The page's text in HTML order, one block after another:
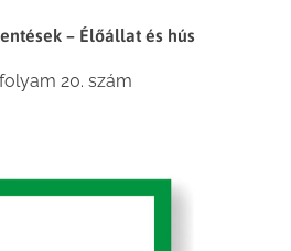
– Élőállat és hús
20. szám